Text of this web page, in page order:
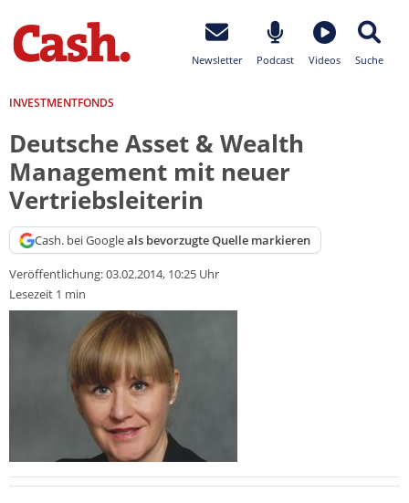
Newsletter Podcast Videos Suche
INVESTMENTFONDS
Deutsche Asset & Wealth
Management mit neuer
Vertriebsleiterin
Cash. bei Googleals bevorzugte Quelle markieren
Veröffentlichung:03.02.2014, 10:25 Uhr
Lesezeit 1 min